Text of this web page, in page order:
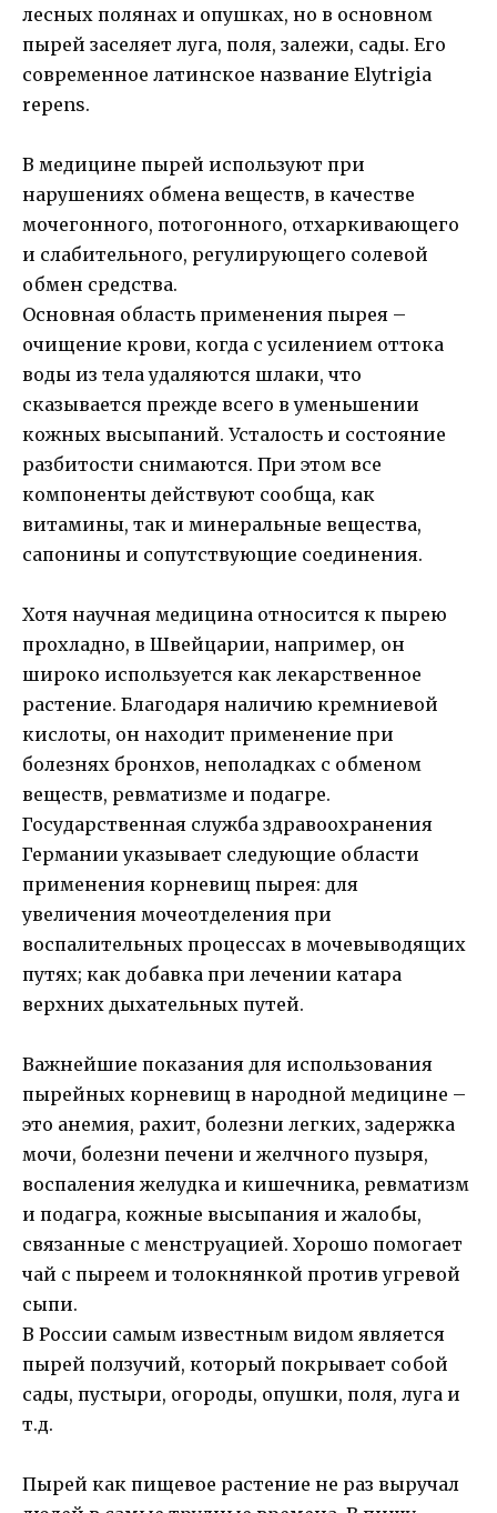
лесных полянах и опушках, но в основном
пырей заселяет луга, поля, залежи, сады. Его
современное латинское название Elytrigia
repens.
В медицине пырей используют при
нарушениях обмена веществ, в качестве
мочегонного, потогонного, отхаркивающего
и слабительного, регулирующего солевой
обмен средства.
Основная область применения пырея –
очищение крови, когда с усилением оттока
воды из тела удаляются шлаки, что
сказывается прежде всего в уменьшении
кожных высыпаний. Усталость и состояние
разбитости снимаются. При этом все
компоненты действуют сообща, как
витамины, так и минеральные вещества,
сапонины и сопутствующие соединения.
Хотя научная медицина относится к пырею
прохладно, в Швейцарии, например, он
широко используется как лекарственное
растение. Благодаря наличию кремниевой
кислоты, он находит применение при
болезнях бронхов, неполадках с обменом
веществ, ревматизме и подагре.
Государственная служба здравоохранения
Германии указывает следующие области
применения корневищ пырея: для
увеличения мочеотделения при
воспалительных процессах в мочевыводящих
путях; как добавка при лечении катара
верхних дыхательных путей.
Важнейшие показания для использования
пырейных корневищ в народной медицине –
это анемия, рахит, болезни легких, задержка
мочи, болезни печени и желчного пузыря,
воспаления желудка и кишечника, ревматизм
и подагра, кожные высыпания и жалобы,
связанные с менструацией. Хорошо помогает
чай с пыреем и толокнянкой против угревой
сыпи.
В России самым известным видом является
пырей ползучий, который покрывает собой
сады, пустыри, огороды, опушки, поля, луга и
т.д.
Пырей как пищевое растение не раз выручал